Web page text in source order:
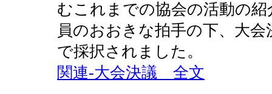
むこれまでの協会の活動の
員のおおきな拍手の下、大会
で採択されました。
関連-大会決議 全文